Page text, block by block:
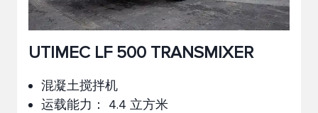
UTIMEC LF 500 TRANSMIXER
混凝土搅拌机
运载能力： 4.4 立方米